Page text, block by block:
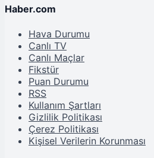
Haber.com
Hava Durumu
Canlı TV
Canlı Maçlar
Fikstür
Puan Durumu
RSS
Kullanım Şartları
Gizlilik Politikası
Çerez Politikası
Kişisel Verilerin Korunması